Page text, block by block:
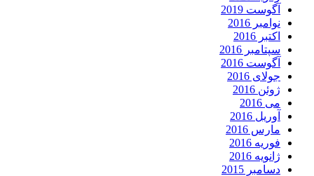
آگوست 2019
نوامبر 2016
اکتبر 2016
سپتامبر 2016
آگوست 2016
جولای 2016
ژوئن 2016
می 2016
آوریل 2016
مارس 2016
فوریه 2016
ژانویه 2016
دسامبر 2015